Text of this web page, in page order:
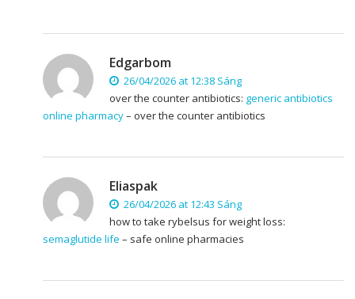
Edgarbom
26/04/2026 at 12:38 Sáng
over the counter antibiotics: generic antibiotics
online pharmacy– over the counter antibiotics
Eliaspak
26/04/2026 at 12:43 Sáng
how to take rybelsus for weight loss:
semaglutide life – safe online pharmacies